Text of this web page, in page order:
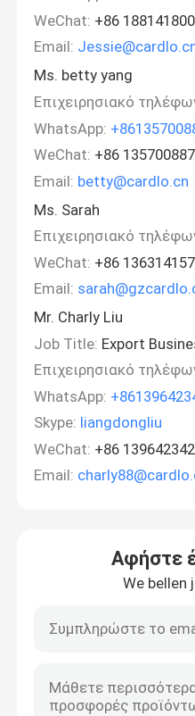
WeChat: +86
Email:
Ms. betty yang
Επιχειρησιακό
WhatsApp:
WeChat: +86
Email: betty@cardlo.cn
Ms. Sarah
Επιχειρησιακό
WeChat: +86
Email:
Mr. Charly Liu
Job Title: Export
Επιχειρησιακό
WhatsApp:
Skype: liangdongliu
WeChat: +86
Email:
Αφήστε
We bellen